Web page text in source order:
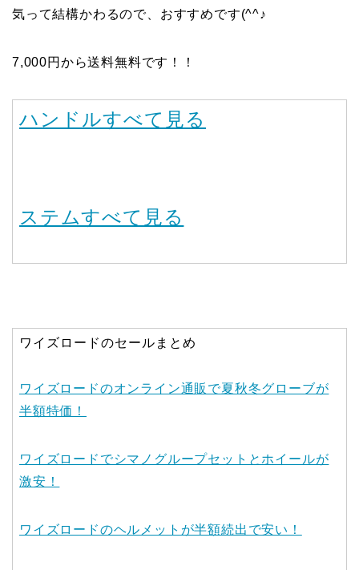
気って結構かわるので、おすすめです(^^♪
7,000円から送料無料です！！
ハンドルすべて見る
ステムすべて見る
ワイズロードのセールまとめ
ワイズロードのオンライン通販で夏秋冬グローブが
半額特価！
ワイズロードでシマノグループセットとホイールが
激安！
ワイズロードのヘルメットが半額続出で安い！